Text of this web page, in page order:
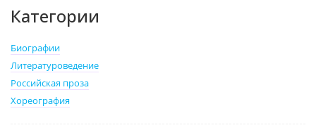
Категории
Биографии
Литературоведение
Российская проза
Хореография